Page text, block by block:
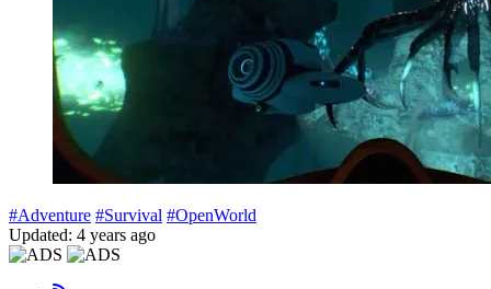
#Adventure #Survival #OpenWorld
Updated: 4 years ago